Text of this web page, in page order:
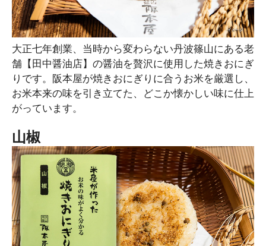
大正七年創業、当時から変わらない丹波篠山にある老
舗【田中醤油店】の醤油を贅沢に使用した焼きおにぎ
りです。阪本屋が焼きおにぎりに合うお米を厳選し、
お米本来の味を引き立てた、どこか懐かしい味に仕上
がっています。
山椒